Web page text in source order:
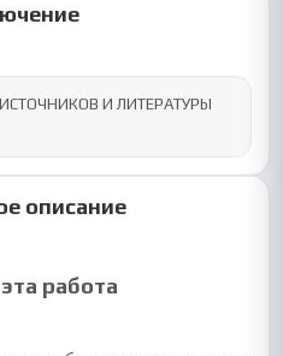
И ЛИТЕРАТУРЫ
описание
работа